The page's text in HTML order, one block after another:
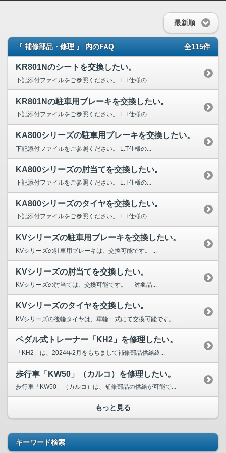
最新順
『 補修部品・修理 』 内のFAQ 全115件
KR801Nのシートを交換したい。
下記添付ファイルをご参照ください。 L.T仕様の...
KR801Nの駐車用ブレーキを交換したい。
下記添付ファイルをご参照ください。 L.T仕様の...
KA800シリーズの駐車用ブレーキを交換したい。
下記添付ファイルをご参照ください。 L.T仕様の...
KA800シリーズの肘当てを交換したい。
下記添付ファイルをご参照ください。 L.T仕様の...
KA800シリーズのタイヤを交換したい。
下記添付ファイルをご参照ください。 L.T仕様の...
KVシリーズの駐車用ブレーキを交換したい。
KVシリーズの駐車用ブレーキは、交換可能です。 ...
KVシリーズの肘当てを交換したい。
KVシリーズの肘当ては、交換可能です。 対象品...
KVシリーズのタイヤを交換したい。
KVシリーズの後輪タイヤは、車輪一式にて交換可能です。...
ペダル式トレーナー「KH2」を修理したい。
「KH2」は、2024年2月をもちまして補修部品供給終...
歩行車「KW50」（カルコ）を修理したい。
歩行車「KW50」（カルコ）は、補修部品の供給が可能で...
もっと見る
キーワード検索